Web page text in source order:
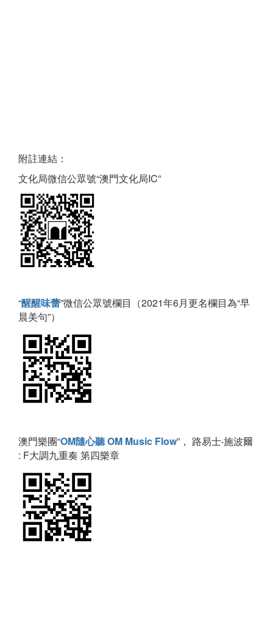
附註連結：
文化局微信公眾號“澳門文化局IC”
“醒醒味蕾”微信公眾號欄目（2021年6月更名欄目為“早
晨美句”）
澳門樂團“OM隨心聽 OM Music Flow”， 路易士‧施波爾
: F大調九重奏 第四樂章